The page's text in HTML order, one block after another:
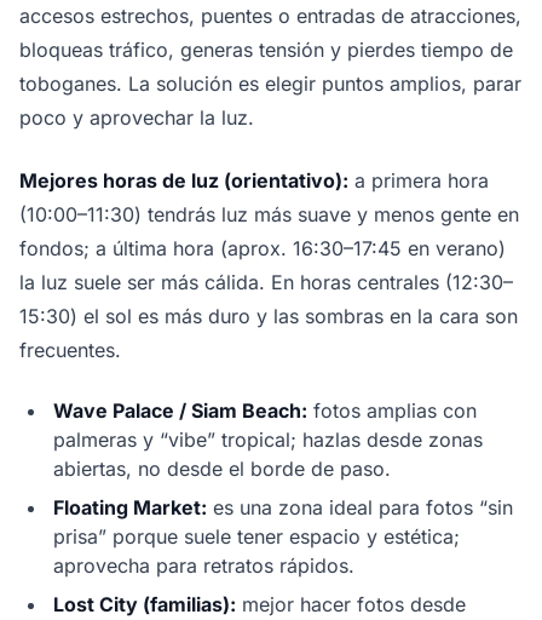
accesos estrechos, puentes o entradas de atracciones,
bloqueas tráfico, generas tensión y pierdes tiempo de
toboganes. La solución es elegir puntos amplios, parar
poco y aprovechar la luz.
Mejores horas de luz (orientativo): a primera hora
(10:00–11:30) tendrás luz más suave y menos gente en
fondos; a última hora (aprox. 16:30–17:45 en verano)
la luz suele ser más cálida. En horas centrales (12:30–
15:30) el sol es más duro y las sombras en la cara son
frecuentes.
Wave Palace / Siam Beach: fotos amplias con
palmeras y “vibe” tropical; hazlas desde zonas
abiertas, no desde el borde de paso.
Floating Market: es una zona ideal para fotos “sin
prisa” porque suele tener espacio y estética;
aprovecha para retratos rápidos.
Lost City (familias): mejor hacer fotos desde